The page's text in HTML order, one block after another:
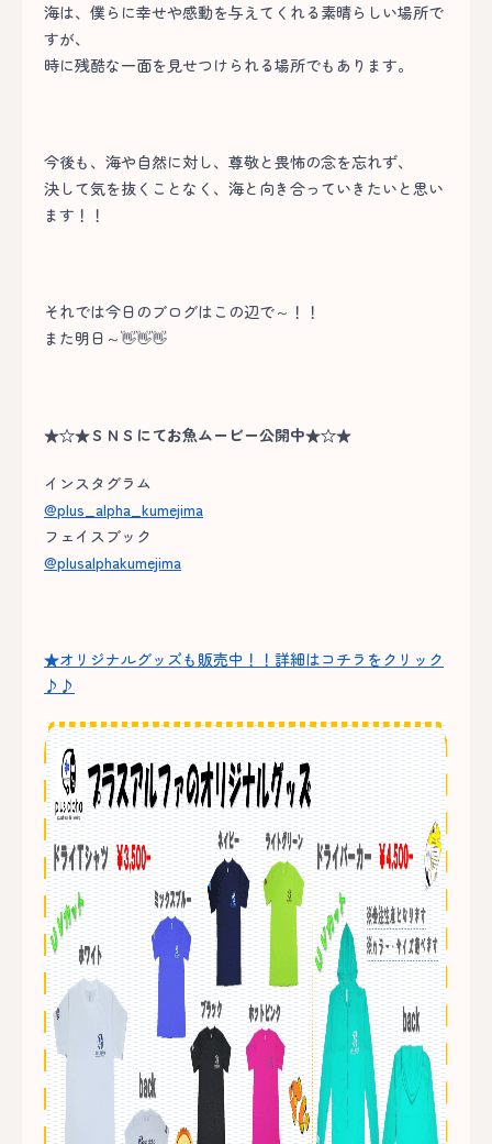
海は、僕らに幸せや感動を与えてくれる素晴らしい場所で
すが、
時に残酷な一面を見せつけられる場所でもあります。
今後も、海や自然に対し、尊敬と畏怖の念を忘れず、
決して気を抜くことなく、海と向き合っていきたいと思い
ます！！
それでは今日のブログはこの辺で～！！
また明日～👋👋👋
★☆★ＳＮＳにてお魚ムービー公開中★☆★
インスタグラム
@plus_alpha_kumejima
フェイスブック
@plusalphakumejima
★オリジナルグッズも販売中！！詳細はコチラをクリック
♪♪